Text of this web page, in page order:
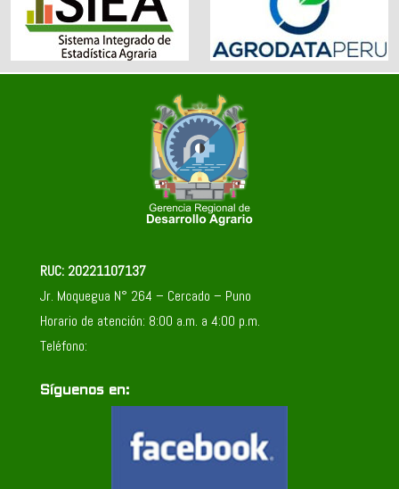
RUC: 20221107137
Jr. Moquegua N° 264 – Cercado – Puno
Horario de atención: 8:00 a.m. a 4:00 p.m.
Teléfono:
Síguenos en: